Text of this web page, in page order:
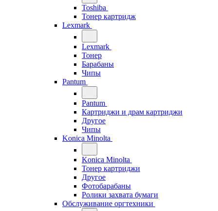
Toshiba
Тонер картридж
Lexmark
Lexmark
Тонер
Барабаны
Чипы
Pantum
Pantum
Картриджи и драм картриджи
Другое
Чипы
Konica Minolta
Konica Minolta
Тонер картриджи
Другое
Фотобарабаны
Ролики захвата бумаги
Обслуживание оргтехники